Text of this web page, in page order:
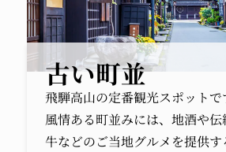
古い町並
飛騨高山の定番観光スポットで
風情ある町並みには、地酒や
牛などのご当地グルメを提供